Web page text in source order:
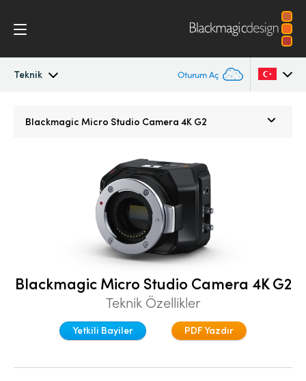
Teknik Oturum Aç
Denmark
Finland
Blackmagic Micro Studio Camera 4K G2
Blackmagic Micro Studio Camera 4K G2
Teknik Özellikler
Yetkili Bayiler PDF Yazdır